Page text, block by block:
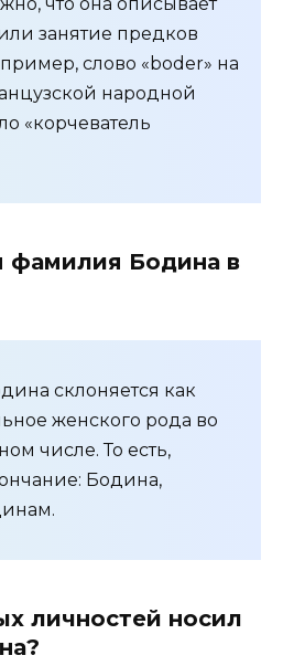
занятие предков
слово «boder» на
народной
«корчеватель
фамилия Бодина в
склоняется как
женского рода во
числе. То есть,
Бодина,
личностей носил